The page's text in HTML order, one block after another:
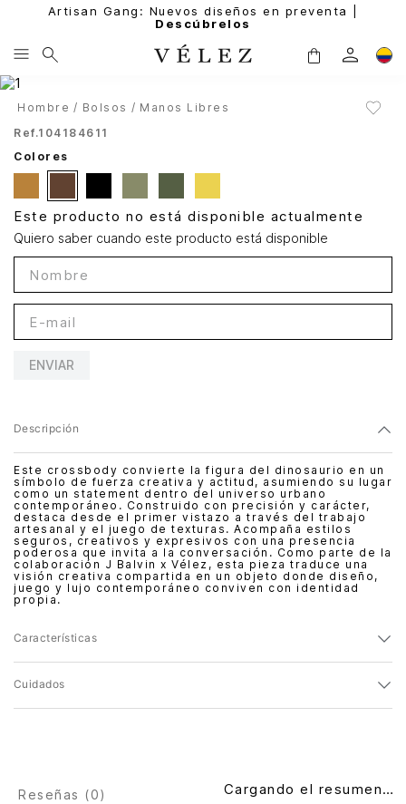
Artisan Gang: Nuevos diseños en preventa |
Descúbrelos
Hombre Bolsos
Manos Libres
Ref.104184611
Colores
Este producto no está disponible actualmente
Quiero saber cuando este producto está disponible
ENVIAR
Descripción
Este crossbody convierte la figura del dinosaurio en un
símbolo de fuerza creativa y actitud, asumiendo su lugar
como un statement dentro del universo urbano
contemporáneo. Construido con precisión y carácter,
destaca desde el primer vistazo a través del trabajo
artesanal y el juego de texturas. Acompaña estilos
seguros, creativos y expresivos con una presencia
poderosa que invita a la conversación. Como parte de la
colaboración J Balvin x Vélez, esta pieza traduce una
visión creativa compartida en un objeto donde diseño,
juego y lujo contemporáneo conviven con identidad
propia.
Características
Cuidados
Reseñas (0) Cargando el resumen…